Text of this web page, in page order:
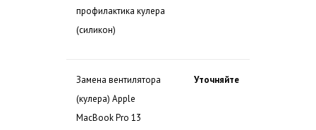
профилактика кулера
(силикон)
Замена вентилятора
(кулера) Apple
MacBook Pro 13
Уточняйте